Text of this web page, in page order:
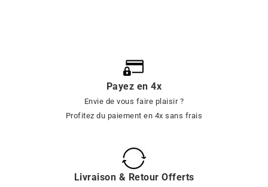
Payez en 4x
Envie de vous faire plaisir ?
Profitez du paiement en 4x sans frais
Livraison & Retour Offerts